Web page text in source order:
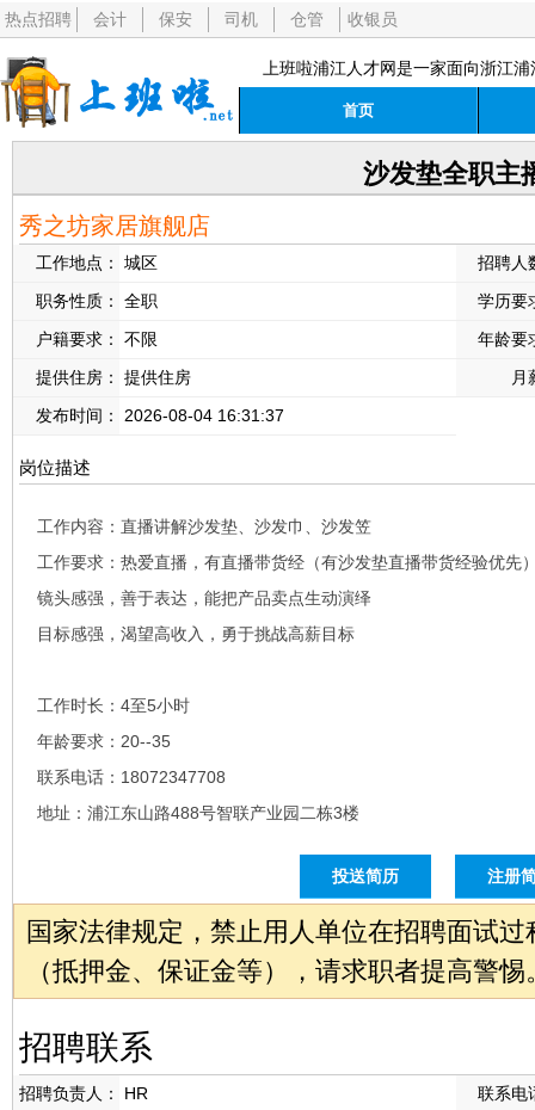
热点招聘 会计 保安 司机 仓管 收银员
上班啦浦江人才网是一家面向浙江
首页
沙发垫全职主
秀之坊家居旗舰店
工作地点： 城区
招聘人
职务性质：
全职
学历要
户籍要求：
不限
年龄要
提供住房：
提供住房
月
发布时间：
2026-08-04 16:31:37
岗位描述
工作内容：直播讲解沙发垫、沙发巾、沙发笠
工作要求：热爱直播，有直播带货经（有沙发垫直播带货经验优先
镜头感强，善于表达，能把产品卖点生动演绎
目标感强，渴望高收入，勇于挑战高薪目标
工作时长：4至5小时
年龄要求：20--35
联系电话：18072347708
地址：浦江东山路488号智联产业园二栋3楼
投送简历 注册
国家法律规定，禁止用人单位在招聘面试
（抵押金、保证金等），请求职者提高警惕
招聘联系
招聘负责人： HR
联系电